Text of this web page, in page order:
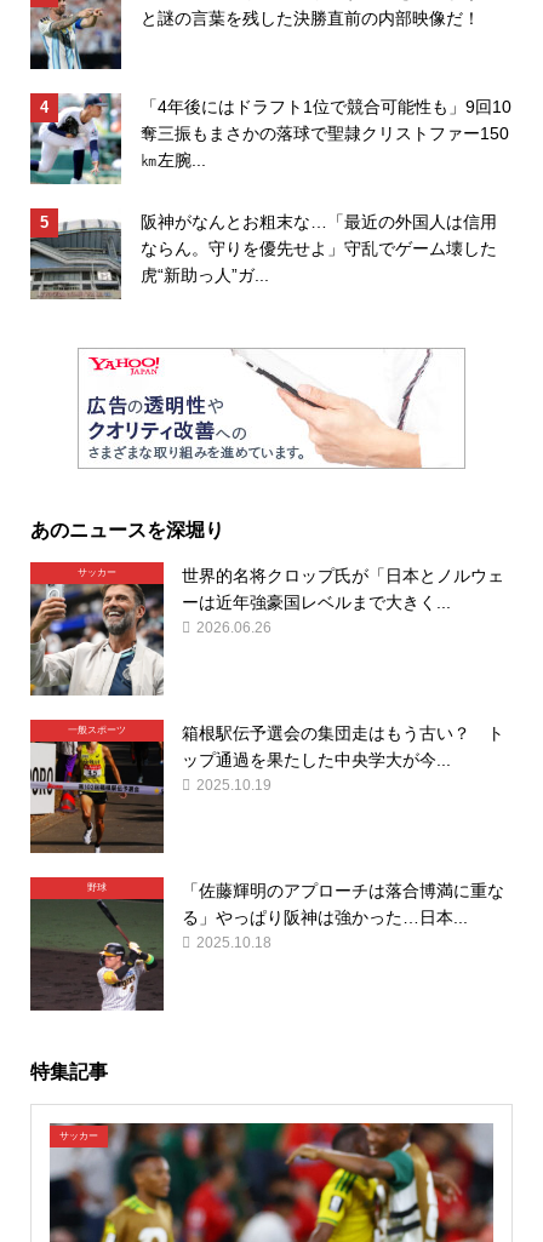
と謎の言葉を残した決勝直前の内部映像だ！
「4年後にはドラフト1位で競合可能性も」9回10
奪三振もまさかの落球で聖隷クリストファー150
㎞左腕...
阪神がなんとお粗末な…「最近の外国人は信用
ならん。守りを優先せよ」守乱でゲーム壊した
虎“新助っ人”ガ...
あのニュースを深堀り
サッカー
世界的名将クロップ氏が「日本とノルウェ
ーは近年強豪国レベルまで大きく...
2026.06.26
一般スポーツ
箱根駅伝予選会の集団走はもう古い？ ト
ップ通過を果たした中央学大が今...
2025.10.19
野球
「佐藤輝明のアプローチは落合博満に重な
る」やっぱり阪神は強かった…日本...
2025.10.18
特集記事
サッカー